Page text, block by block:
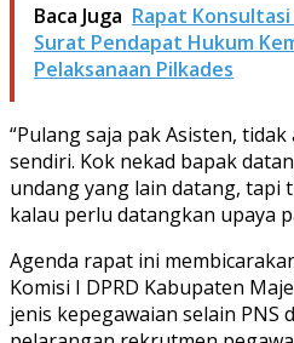
Baca Juga Rapat
Surat Pendapat Hukum
Pelaksanaan Pilkades
“Pulang saja pak Asisten,
sendiri. Kok nekad bapak
undang yang lain datang, tapi
kalau perlu datangkan upaya
Agenda rapat ini
Komisi I DPRD Kabupaten
jenis kepegawaian selain PNS